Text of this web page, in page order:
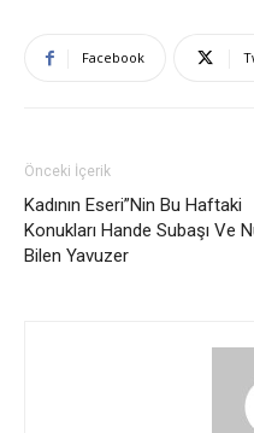
Facebook
Önceki İçerik
Kadının Eseri”Nin Bu Haftaki
Konukları Hande Subaşı Ve
Bilen Yavuzer